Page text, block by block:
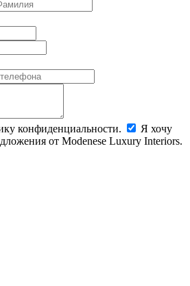
конфиденциальности.
Я хочу
от Modenese Luxury Interiors.